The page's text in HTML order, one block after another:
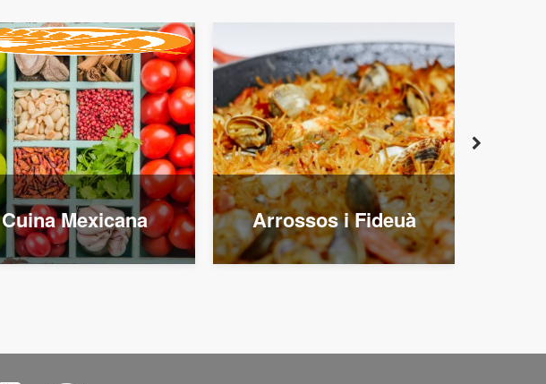
Cuina Mexicana Arrossos i Fideuà